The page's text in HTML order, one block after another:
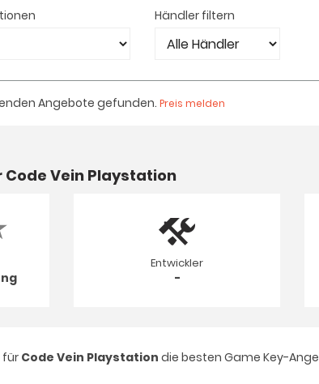
Händler filtern
Angebote gefunden. Preis melden
Vein Playstation
Entwickler
-
fürCode Vein Playstation die besten Game Key-